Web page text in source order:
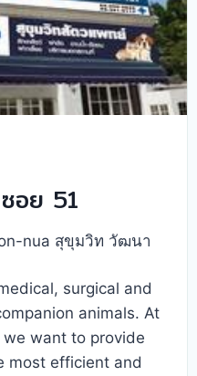
อย 51
nua สุขุมวิท วัฒนา
surgical and
animals. At
want to provide
most efficient and